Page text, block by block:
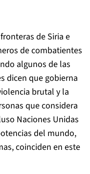
de Siria e
de combatientes
algunos de las
dicen que gobierna
brutal y la
que considera
Naciones Unidas
del mundo,
coinciden en este